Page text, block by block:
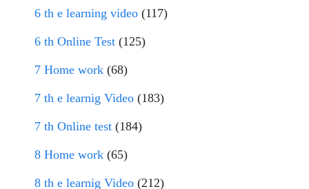
6 th e learning video (117)
6 th Online Test (125)
7 Home work (68)
7 th e learnig Video (183)
7 th Online test (184)
8 Home work (65)
8 th e learnig Video (212)